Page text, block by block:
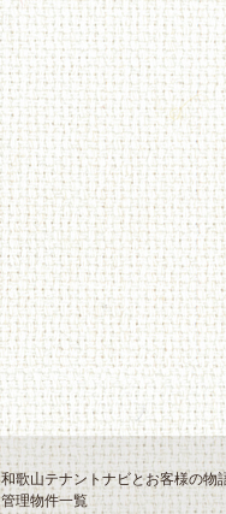
和歌山テナントナビとお客様の物
管理物件一覧